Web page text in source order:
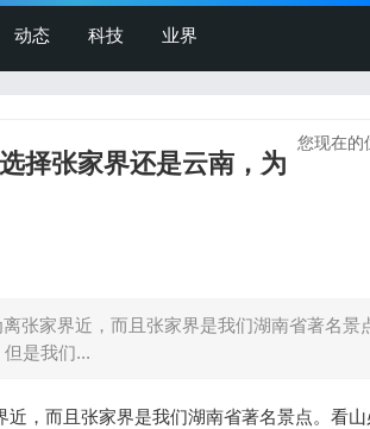
动态 科技 业界
您现在的
择张家界还是云南，为
张家界近，而且张家界是我们湖南省著名景
是我们...
，而且张家界是我们湖南省著名景点。看